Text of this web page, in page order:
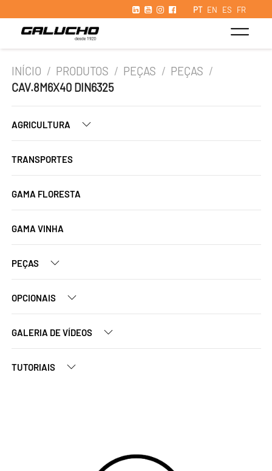
PT EN ES FR
INÍCIO / PRODUTOS / PEÇAS / PEÇAS /
CAV.8M6X40 DIN6325
AGRICULTURA
TRANSPORTES
GAMA FLORESTA
GAMA VINHA
PEÇAS
OPCIONAIS
GALERIA DE VÍDEOS
TUTORIAIS